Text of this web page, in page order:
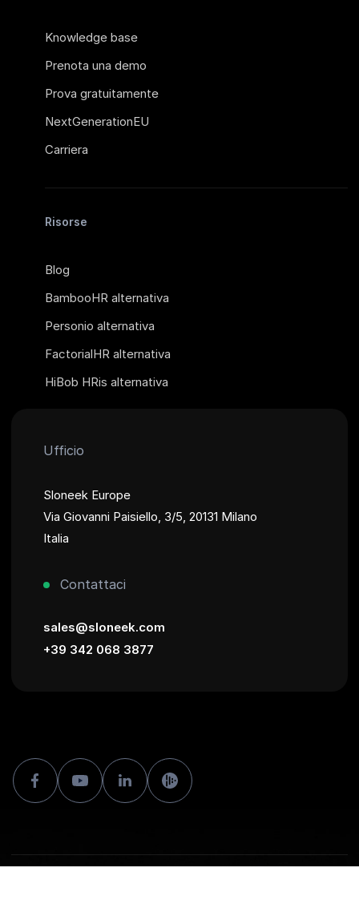
Knowledge base
Prenota una demo
Prova gratuitamente
NextGenerationEU
Carriera
Risorse
Blog
BambooHR alternativa
Personio alternativa
FactorialHR alternativa
HiBob HRis alternativa
Ufficio
Sloneek Europe
Via Giovanni Paisiello, 3/5, 20131 Milano
Italia
Contattaci
sales@sloneek.com
+39 342 068 3877